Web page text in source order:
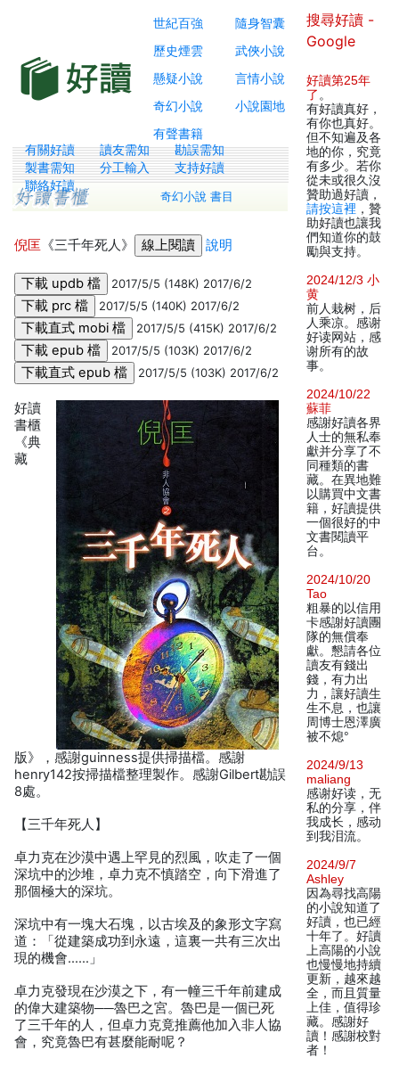
世紀百強
隨身智囊
歷史煙雲
武俠小說
懸疑小說
言情小說
奇幻小說
小說園地
有聲書籍
有關好讀 讀友需知
勘誤需知
製書需知
分工輸入
支持好讀
聯絡好讀
奇幻小說 書目
倪匡 《三千年死人》 說明
2017/5/5 (148K) 2017/6/2
2017/5/5 (140K) 2017/6/2
2017/5/5 (415K) 2017/6/2
2017/5/5 (103K) 2017/6/2
2017/5/5 (103K) 2017/6/2
好讀
書櫃
《典
藏
版》，感謝guinness提供掃描檔。感謝
henry142按掃描檔整理製作。感謝Gilbert勘誤
8處。
【三千年死人】
卓力克在沙漠中遇上罕見的烈風，吹走了一個
深坑中的沙堆，卓力克不慎踏空，向下滑進了
那個極大的深坑。
深坑中有一塊大石塊，以古埃及的象形文字寫
道：「從建築成功到永遠，這裏一共有三次出
現的機會……」
卓力克發現在沙漠之下，有一幢三千年前建成
的偉大建築物──魯巴之宮。魯巴是一個已死
了三千年的人，但卓力克竟推薦他加入非人協
會，究竟魯巴有甚麼能耐呢？
搜尋好讀 -
Google
好讀第25年
了 。
有好讀真好，
有你也真好。
但不知遍及各
地的你，究竟
有多少。若你
從未或很久沒
贊助過好讀，
請按這裡 ，贊
助好讀也讓我
們知道你的鼓
勵與支持。
2024/12/3 小
黄
前人栽树，后
人乘凉。感谢
好读网站，感
谢所有的故
事。
2024/10/22
蘇菲
感謝好讀各界
人士的無私奉
獻并分享了不
同種類的書
藏。在異地難
以購買中文書
籍，好讀提供
一個很好的中
文書閱讀平
台。
2024/10/20
Tao
粗暴的以信用
卡感謝好讀團
隊的無償奉
獻。懇請各位
讀友有錢出
錢，有力出
力，讓好讀生
生不息，也讓
周博士恩澤廣
被不熄°
2024/9/13
maliang
感谢好读，无
私的分享，伴
我成长，感动
到我泪流。
2024/9/7
Ashley
因為尋找高陽
的小說知道了
好讀，也已經
十年了。好讀
上高陽的小說
也慢慢地持續
更新，越來越
全，而且質量
上佳，值得珍
藏。感謝好
讀！感謝校對
者！